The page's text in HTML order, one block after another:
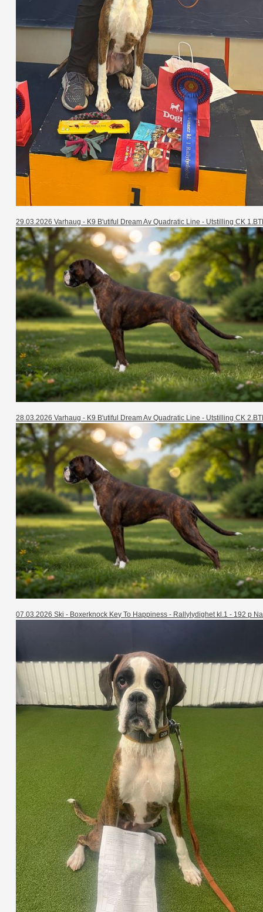
29.03.2026 Varhaug - K9 B'utiful Dream Av Quadratic Line - Utstilling CK
28.03.2026 Varhaug - K9 B'utiful Dream Av Quadratic Line - Utstilling CK
07.03.2026 Ski - Boxerknock Key To Happiness - Rallylydighet kl.1 - 192 p